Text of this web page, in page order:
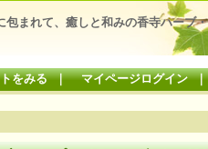
包まれて、癒しと和みの香寺ハーブ
をみる｜ マイページログイン